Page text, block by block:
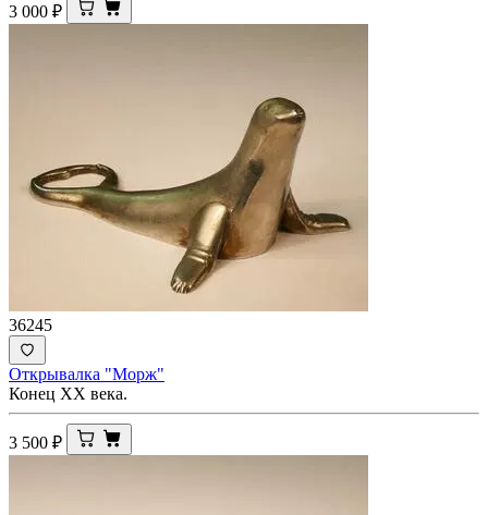
3 000 ₽
36245
Открывалка "Морж"
Конец ХХ века.
3 500 ₽